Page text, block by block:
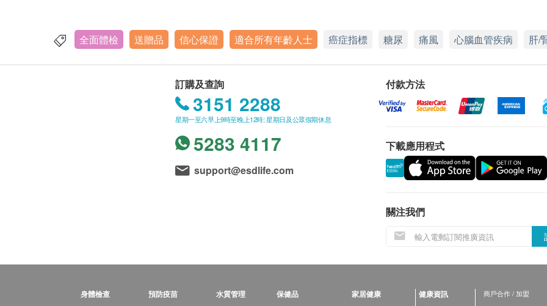
全面體檢 送贈品 信心保證 適合所有年齡人士 癌症指標 糖尿 痛風 心腦血管疾病 肝/
訂購及查詢
3151 2288
星期一至六早上9時至晚上12時; 星期日及公眾假期休息
5283 4117
support@esdlife.com
付款方法
下載應用程式
關注我們
身體檢查 預防疫苗 水質管理 保健品 家居健康 健康資訊
商戶合作 / 加盟